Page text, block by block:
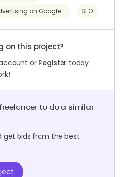
on Google,... SEO
on this project?
orRegister today.
to do a similar
get bids from the best